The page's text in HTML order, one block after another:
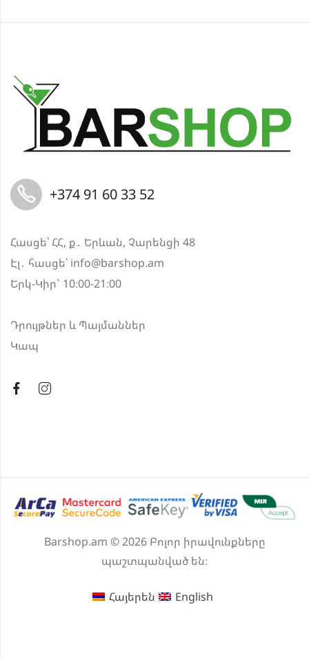
+374 91 60 33 52
Հասցե՝ ՀՀ, ք․ Երևան, Չարենցի 48
Էլ․ հասցե՝ info@barshop.am
Երկ-Կիր` 10։00-21։00
Դրույթներ և Պայմաններ
Կապ
Barshop.am © 2026 Բոլոր իրավունքները
պաշտպանված են։
Հայերեն English